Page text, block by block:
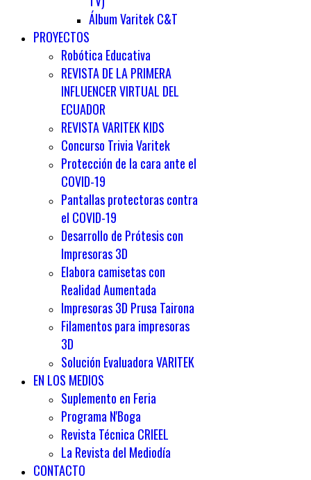
Álbum Varitek C&T
PROYECTOS
Robótica Educativa
REVISTA DE LA PRIMERA
INFLUENCER VIRTUAL DEL
ECUADOR
REVISTA VARITEK KIDS
Concurso Trivia Varitek
Protección de la cara ante el
COVID-19
Pantallas protectoras contra
el COVID-19
Desarrollo de Prótesis con
Impresoras 3D
Elabora camisetas con
Realidad Aumentada
Impresoras 3D Prusa Tairona
Filamentos para impresoras
3D
Solución Evaluadora VARITEK
EN LOS MEDIOS
Suplemento en Feria
Programa N'Boga
Revista Técnica CRIEEL
La Revista del Mediodía
CONTACTO